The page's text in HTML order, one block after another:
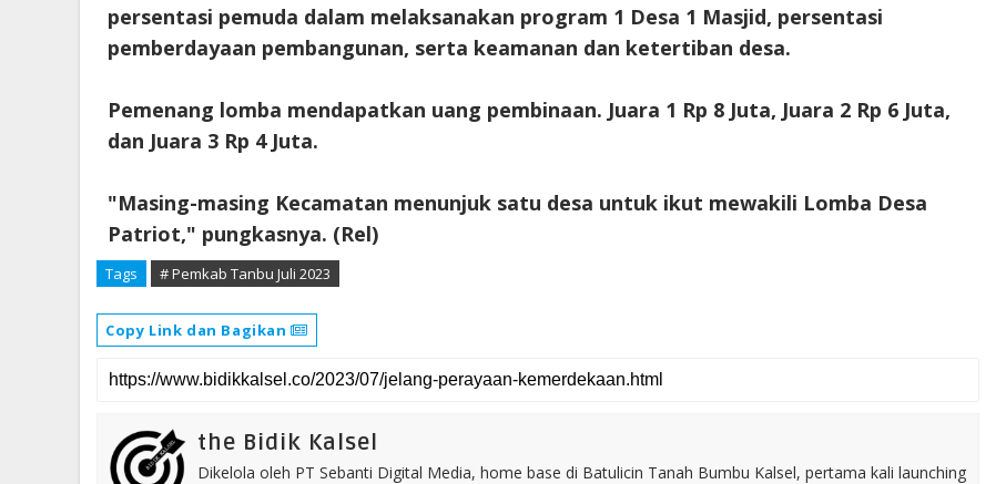
persentasi pemuda dalam melaksanakan program 1 Desa 1 Masjid, persentasi
pemberdayaan pembangunan, serta keamanan dan ketertiban desa.
Pemenang lomba mendapatkan uang pembinaan. Juara 1 Rp 8 Juta, Juara 2 Rp 6 Juta,
dan Juara 3 Rp 4 Juta.
"Masing-masing Kecamatan menunjuk satu desa untuk ikut mewakili Lomba Desa
Patriot," pungkasnya. (Rel)
Tags # Pemkab Tanbu Juli 2023
Copy Link dan Bagikan
the Bidik Kalsel
Dikelola oleh PT Sebanti Digital Media, home base di Batulicin Tanah Bumbu Kalsel, pertama kali launching